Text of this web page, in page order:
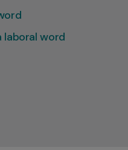
laboral word